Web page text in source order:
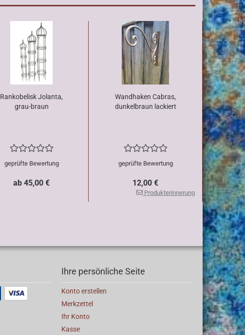
Rankobelisk Jolanta,
grau-braun
geprüfte Bewertung
ab 45,00 €
Wandhaken Cabras,
dunkelbraun lackiert
geprüfte Bewertung
12,00 €
Produkterinnerung
Ihre persönliche Seite
Konto erstellen
Merkzettel
Ihr Konto
Kasse